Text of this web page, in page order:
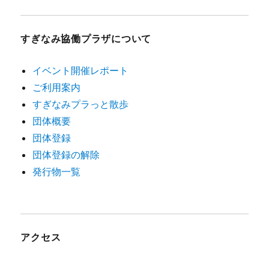
すぎなみ協働プラザについて
イベント開催レポート
ご利用案内
すぎなみプラっと散歩
団体概要
団体登録
団体登録の解除
発行物一覧
アクセス